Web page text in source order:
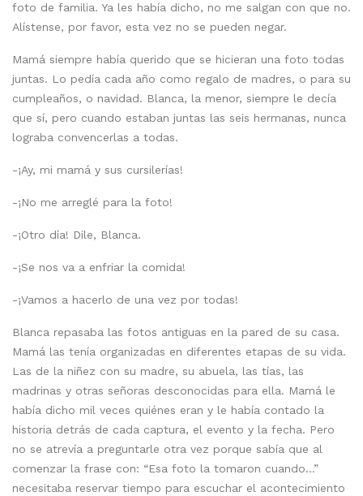
foto de familia. Ya les había dicho, no me salgan con que no.
Alístense, por favor, esta vez no se pueden negar.
Mamá siempre había querido que se hicieran una foto todas
juntas. Lo pedía cada año como regalo de madres, o para su
cumpleaños, o navidad. Blanca, la menor, siempre le decía
que sí, pero cuando estaban juntas las seis hermanas, nunca
lograba convencerlas a todas.
-¡Ay, mi mamá y sus cursilerías!
-¡No me arreglé para la foto!
-¡Otro día! Dile, Blanca.
-¡Se nos va a enfriar la comida!
-¡Vamos a hacerlo de una vez por todas!
Blanca repasaba las fotos antiguas en la pared de su casa.
Mamá las tenía organizadas en diferentes etapas de su vida.
Las de la niñez con su madre, su abuela, las tías, las
madrinas y otras señoras desconocidas para ella. Mamá le
había dicho mil veces quiénes eran y le había contado la
historia detrás de cada captura, el evento y la fecha. Pero
no se atrevía a preguntarle otra vez porque sabía que al
comenzar la frase con: “Esa foto la tomaron cuando…”
necesitaba reservar tiempo para escuchar el acontecimiento